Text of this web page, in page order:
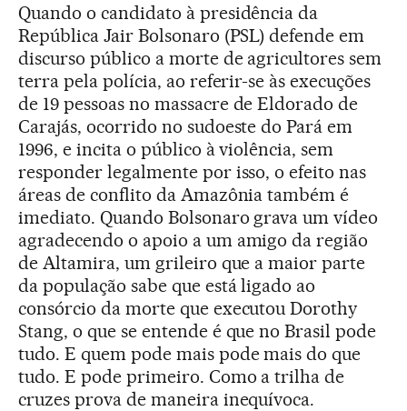
Quando o candidato à presidência da
República Jair Bolsonaro (PSL) defende em
discurso público a morte de agricultores sem
terra pela polícia, ao referir-se às execuções
de 19 pessoas no massacre de Eldorado de
Carajás, ocorrido no sudoeste do Pará em
1996, e incita o público à violência, sem
responder legalmente por isso, o efeito nas
áreas de conflito da Amazônia também é
imediato. Quando Bolsonaro grava um vídeo
agradecendo o apoio a um amigo da região
de Altamira, um grileiro que a maior parte
da população sabe que está ligado ao
consórcio da morte que executou Dorothy
Stang, o que se entende é que no Brasil pode
tudo. E quem pode mais pode mais do que
tudo. E pode primeiro. Como a trilha de
cruzes prova de maneira inequívoca.